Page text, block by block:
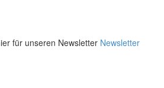
für unseren Newsletter Newsletter